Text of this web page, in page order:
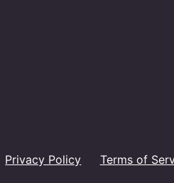
Privacy Policy Terms of